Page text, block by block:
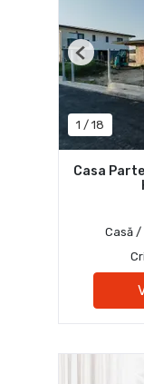
1 / 18
Previous
Casa
Casă /